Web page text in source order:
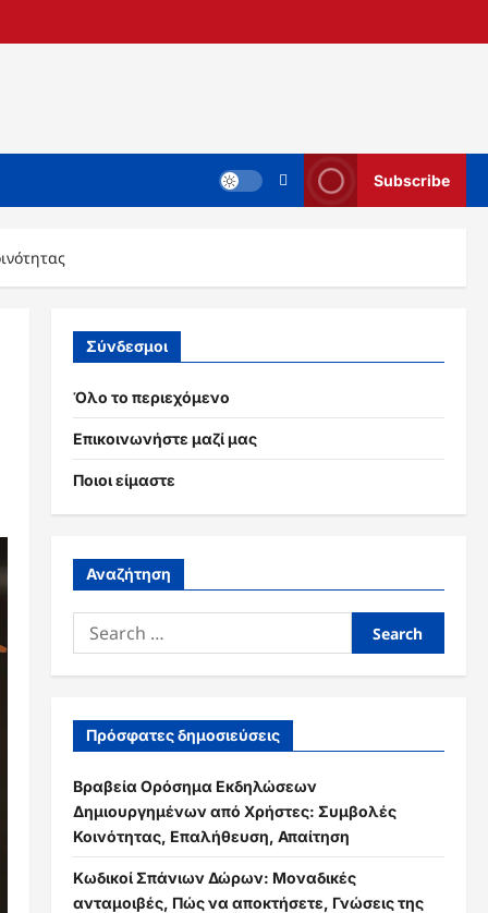
Subscribe
Σύνδεσμοι
Όλο το περιεχόμενο
Επικοινωνήστε μαζί μας
Ποιοι είμαστε
Αναζήτηση
Search
for:
Πρόσφατες δημοσιεύσεις
Βραβεία Ορόσημα Εκδηλώσεων
Δημιουργημένων από Χρήστες: Συμβολές
Κοινότητας, Επαλήθευση, Απαίτηση
Κωδικοί Σπάνιων Δώρων: Μοναδικές
ανταμοιβές, Πώς να αποκτήσετε, Γνώσεις της